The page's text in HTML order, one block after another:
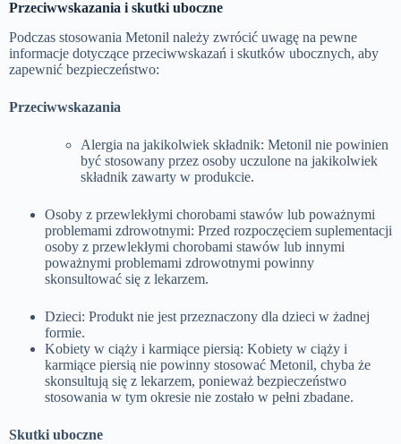
Przeciwwskazania i skutki uboczne
Podczas stosowania Metonil należy zwrócić uwagę na pewne
informacje dotyczące przeciwwskazań i skutków ubocznych, aby
zapewnić bezpieczeństwo:
Przeciwwskazania
Alergia na jakikolwiek składnik: Metonil nie powinien
być stosowany przez osoby uczulone na jakikolwiek
składnik zawarty w produkcie.
Osoby z przewlekłymi chorobami stawów lub poważnymi
problemami zdrowotnymi: Przed rozpoczęciem suplementacji
osoby z przewlekłymi chorobami stawów lub innymi
poważnymi problemami zdrowotnymi powinny
skonsultować się z lekarzem.
Dzieci: Produkt nie jest przeznaczony dla dzieci w żadnej
formie.
Kobiety w ciąży i karmiące piersią: Kobiety w ciąży i
karmiące piersią nie powinny stosować Metonil, chyba że
skonsultują się z lekarzem, ponieważ bezpieczeństwo
stosowania w tym okresie nie zostało w pełni zbadane.
Skutki uboczne